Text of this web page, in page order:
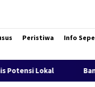
Peristiwa Info
Region XII